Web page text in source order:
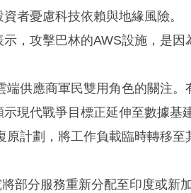
者憂慮科技依賴與地緣風險。
，攻擊巴林的AWS設施，是
端供應商軍民雙用角色的關注
現代戰爭目標正延伸至數據基建
原計劃，將工作負載臨時轉移
部分服務重新分配至印度或新